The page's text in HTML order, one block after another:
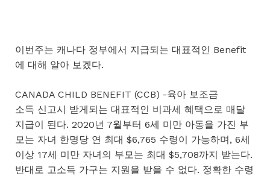
이번주는 캐나다 정부에서 지급되는 대표적인 Benefit
에 대해 알아 보겠다.
CANADA CHILD BENEFIT (CCB) -육아 보조금
소득 신고시 받게되는 대표적인 비과세 혜택으로 매달
지급이 된다. 2020년 7월부터 6세 미만 아동을 가진 부
모는 자녀 한명당 연 최대 $6,765 수령이 가능하며, 6세
이상 17세 미만 자녀의 부모는 최대 $5,708까지 받는다.
반대로 고소득 가구는 지원을 받을 수 없다. 정확한 수령